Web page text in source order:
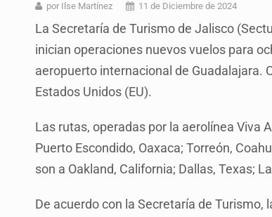
por Ilse Martínez 11 de Diciembre de 2024
La Secretaría de Turismo de Jalisco
inician operaciones nuevos vuelos para
aeropuerto internacional de Guadalajara.
Estados Unidos (EU).
Las rutas, operadas por la aerolínea Viva
Puerto Escondido, Oaxaca; Torreón,
son a Oakland, California; Dallas, Texas;
De acuerdo con la Secretaría de